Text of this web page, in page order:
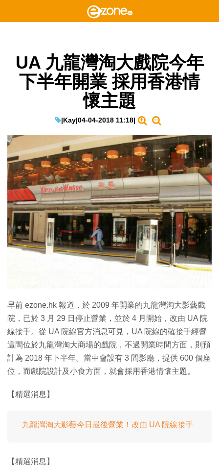
UA 九龍灣淘大戲院今年
下半年開業 採用香港情
懷主題
|Kay|04-04-2018 11:18|
早前 ezone.hk 報道，於 2009 年開業的九龍灣淘大影藝戲
院，已於 3 月 29 日停止營業，並於 4 月開始，改由 UA 院
線接手。從 UA 院線官方消息可見，UA 院線的確接手經營
這間位於九龍灣淘大商場的戲院，不過開業時間方面，則預
計為 2018 年下半年。當中會設有 3 間影廳，提供 600 個座
位，而戲院設計及小食方面，就會採用香港情懷主題。
【精選消息】
九龍灣淘大影藝今日最後營業！改由 UA 院線接手
【精選消息】